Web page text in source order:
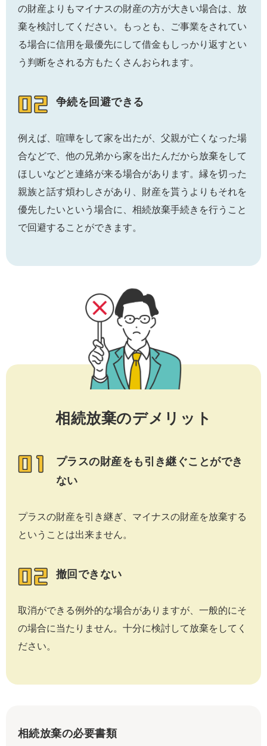
の財産よりもマイナスの財産の方が大きい場合は、放
棄を検討してください。もっとも、ご事業をされてい
る場合に信用を最優先にして借金もしっかり返すとい
う判断をされる方もたくさんおられます。
争続を回避できる
例えば、喧嘩をして家を出たが、父親が亡くなった場
合などで、他の兄弟から家を出たんだから放棄をして
ほしいなどと連絡が来る場合があります。縁を切った
親族と話す煩わしさがあり、財産を貰うよりもそれを
優先したいという場合に、相続放棄手続きを行うこと
で回避することができます。
相続放棄のデメリット
プラスの財産をも引き継ぐことができ
ない
プラスの財産を引き継ぎ、マイナスの財産を放棄する
ということは出来ません。
撤回できない
取消ができる例外的な場合がありますが、一般的にそ
の場合に当たりません。十分に検討して放棄をしてく
ださい。
相続放棄の必要書類